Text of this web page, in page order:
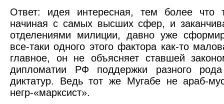
Ответ: идея интересная, тем более что
начиная с самых высших сфер, и
отделениями милиции, давно уже
все-таки одного этого фактора как-то
главное, он не объясняет ставшей
дипломатии РФ поддержки разного рода
диктатур. Ведь тот же Мугабе не араб-
негр-«марксист».